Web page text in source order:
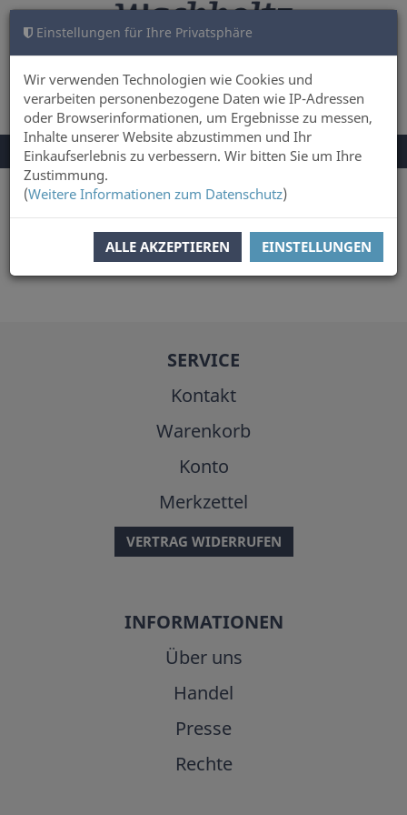
Einstellungen für Ihre Privatsphäre
Wir verwenden Technologien wie Cookies und
verarbeiten personenbezogene Daten wie IP-Adressen
oder Browserinformationen, um Ergebnisse zu messen,
Inhalte unserer Website abzustimmen und Ihr
Einkaufserlebnis zu verbessern. Wir bitten Sie um Ihre
Zustimmung.
(Weitere Informationen zum Datenschutz)
ALLE AKZEPTIEREN EINSTELLUNGEN
ANMELDEN WARENKORB 0
NAVIGATION
UMSCHALTEN
Menü
Sie sind hier:
ambertop
SERVICE
Kontakt
Warenkorb
Konto
Merkzettel
VERTRAG WIDERRUFEN
INFORMATIONEN
Über uns
Handel
Presse
Rechte